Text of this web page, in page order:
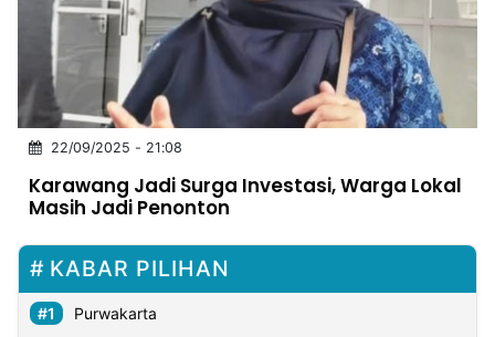
INDONESIA
Partner
Insight
NTB
Suara
Time
Lens
IDN
Daily
Jogja
Jalan
Rakyat
Idealita
News
Kita
Notice
Dinamikapost.com
Radar
Baru
Seedbacklink
Kabarbaru
22/09/2025 - 21:08
Karawang Jadi Surga Investasi, Warga Lokal
Masih Jadi Penonton
KABAR PILIHAN
Purwakarta